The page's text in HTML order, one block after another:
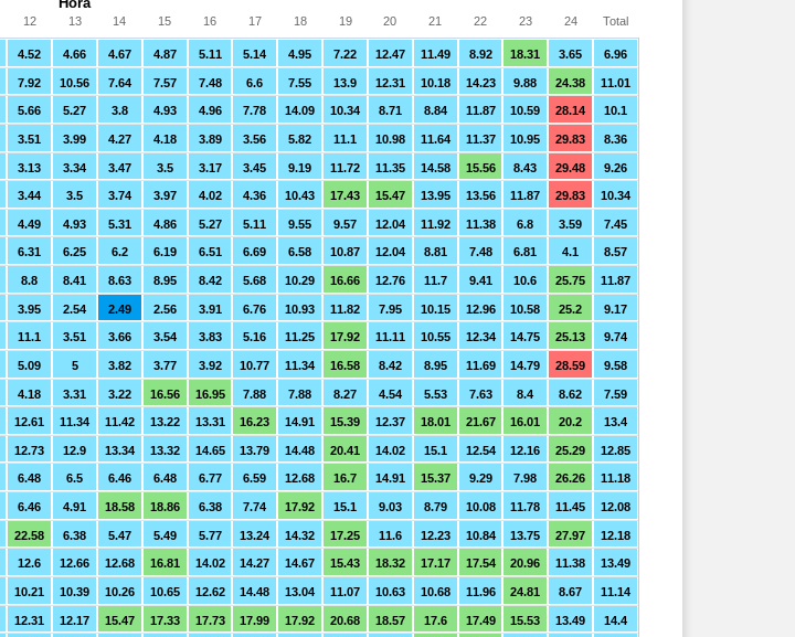
4.52 4.66 4.67 4.87 5.11 5.14 4.95 7.22 12.47 11.49 8.92 18.31 3.65 6.96
7.92 10.56 7.64 7.57 7.48 6.6 7.55 13.9 12.31 10.18 14.23 9.88 24.38 11.01
5.66 5.27 3.8 4.93 4.96 7.78 14.09 10.34 8.71 8.84 11.87 10.59 28.14 10.1
3.51 3.99 4.27 4.18 3.89 3.56 5.82 11.1 10.98 11.64 11.37 10.95 29.83 8.36
3.13 3.34 3.47 3.5 3.17 3.45 9.19 11.72 11.35 14.58 15.56 8.43 29.48 9.26
3.44 3.5 3.74 3.97 4.02 4.36 10.43 17.43 15.47 13.95 13.56 11.87 29.83 10.34
4.49 4.93 5.31 4.86 5.27 5.11 9.55 9.57 12.04 11.92 11.38 6.8 3.59 7.45
6.31 6.25 6.2 6.19 6.51 6.69 6.58 10.87 12.04 8.81 7.48 6.81 4.1 8.57
8.8 8.41 8.63 8.95 8.42 5.68 10.29 16.66 12.76 11.7 9.41 10.6 25.75 11.87
3.95 2.54 2.49 2.56 3.91 6.76 10.93 11.82 7.95 10.15 12.96 10.58 25.2 9.17
11.1 3.51 3.66 3.54 3.83 5.16 11.25 17.92 11.11 10.55 12.34 14.75 25.13 9.74
5.09 5 3.82 3.77 3.92 10.77 11.34 16.58 8.42 8.95 11.69 14.79 28.59 9.58
4.18 3.31 3.22 16.56 16.95 7.88 7.88 8.27 4.54 5.53 7.63 8.4 8.62 7.59
12.61 11.34 11.42 13.22 13.31 16.23 14.91 15.39 12.37 18.01 21.67 16.01 20.2 13.4
12.73 12.9 13.34 13.32 14.65 13.79 14.48 20.41 14.02 15.1 12.54 12.16 25.29 12.85
6.48 6.5 6.46 6.48 6.77 6.59 12.68 16.7 14.91 15.37 9.29 7.98 26.26 11.18
6.46 4.91 18.58 18.86 6.38 7.74 17.92 15.1 9.03 8.79 10.08 11.78 11.45 12.08
22.58 6.38 5.47 5.49 5.77 13.24 14.32 17.25 11.6 12.23 10.84 13.75 27.97 12.18
12.6 12.66 12.68 16.81 14.02 14.27 14.67 15.43 18.32 17.17 17.54 20.96 11.38 13.49
10.21 10.39 10.26 10.65 12.62 14.48 13.04 11.07 10.63 10.68 11.96 24.81 8.67 11.14
12.31 12.17 15.47 17.33 17.73 17.99 17.92 20.68 18.57 17.6 17.49 15.53 13.49 14.4
12 13 14 15 16 17 18 19 20 21 22 23 24 Total